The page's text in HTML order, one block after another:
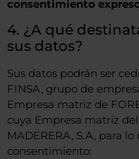
consentimiento
4. ¿A qué
sus datos?
Sus datos podrán ser
FINSA, grupo de
Empresa matriz de
cuya Empresa matriz
MADERERA, S.A, para
consentimiento: